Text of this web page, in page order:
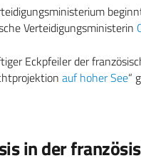
Verteidigungsministerin
Eckpfeiler der
auf hoher See“
in der